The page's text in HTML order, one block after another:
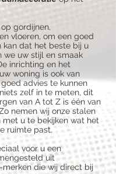
gordijnen,
vloeren, om een goed
kan dat het beste bij u
we uw stijl en smaak
inrichting en het
woning is ook van
advies te kunnen
zelf in te meten, dit
van A tot Z is één van
nemen wij onze stalen
met u te bekijken wat het
ruimte past.
voor u een
uit
merken die wij direct bij